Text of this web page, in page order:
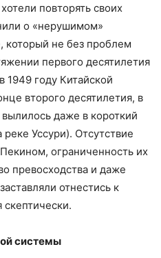
повторять своих
о «нерушимом»
который не без проблем
первого десятилетия
1949 году Китайской
второго десятилетия, в
даже в короткий
Уссури). Отсутствие
ограниченность их
превосходства и даже
отнестись к
системы